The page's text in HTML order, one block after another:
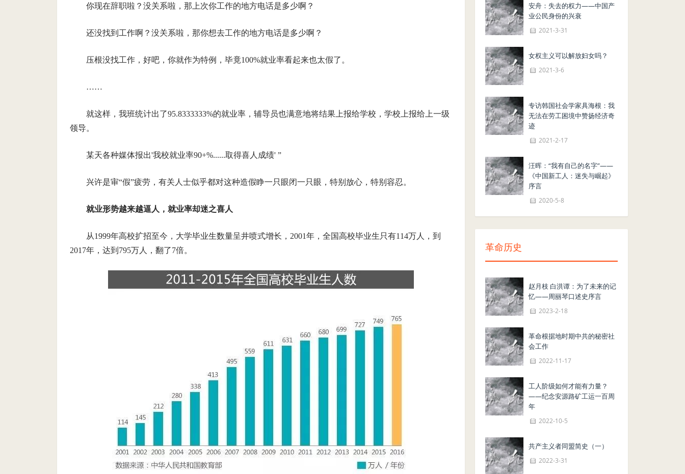
你现在辞职啦？没关系啦，那上次你工作的地方电话是多少啊？
还没找到工作啊？没关系啦，那你想去工作的地方电话是多少啊？
压根没找工作，好吧，你就作为特例，毕竟100%就业率看起来也太假了。
……
就这样，我班统计出了95.8333333%的就业率，辅导员也满意地将结果上报给学校，学校上报给上一级
领导。
某天各种媒体报出'我校就业率90+%......取得喜人成绩' ”
兴许是审“假”疲劳，有关人士似乎都对这种造假睁一只眼闭一只眼，特别放心，特别容忍。
就业形势越来越逼人，就业率却迷之喜人
从1999年高校扩招至今，大学毕业生数量呈井喷式增长，2001年，全国高校毕业生只有114万人，到
2017年，达到795万人，翻了7倍。
安舟：失去的权力——中国产
业公民身份的兴衰
2021-3-31
女权主义可以解放妇女吗？
2021-3-6
专访韩国社会学家具海根：我
无法在劳工困境中赞扬经济奇
迹
2021-2-17
汪晖：“我有自己的名字”——
《中国新工人：迷失与崛起》
序言
2020-5-8
革命历史
赵月枝 白洪谭：为了未来的记
忆——周丽琴口述史序言
2023-2-18
革命根据地时期中共的秘密社
会工作
2022-11-17
工人阶级如何才能有力量？
——纪念安源路矿工运一百周
年
2022-10-5
共产主义者同盟简史（一）
2022-3-31